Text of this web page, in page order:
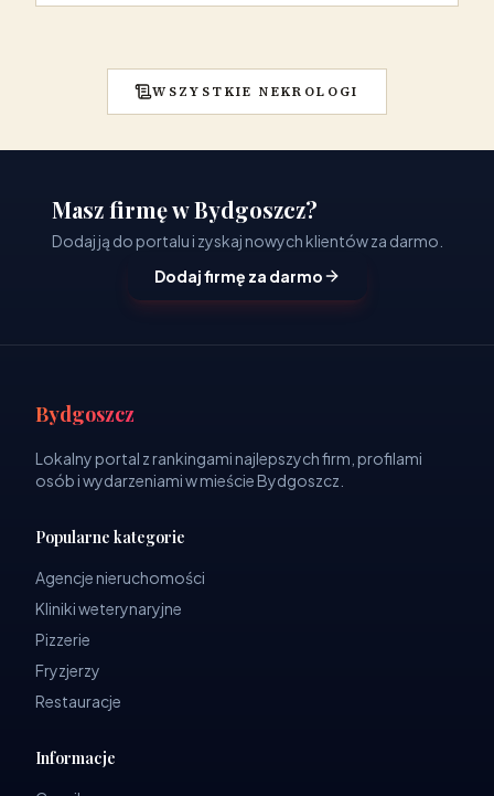
WSZYSTKIE NEKROLOGI
Masz firmę w Bydgoszcz?
Dodaj ją do portalu i zyskaj nowych klientów za darmo.
Dodaj firmę za darmo
Bydgoszcz
Lokalny portal z rankingami najlepszych firm, profilami
osób i wydarzeniami w mieście Bydgoszcz.
Popularne kategorie
Agencje nieruchomości
Kliniki weterynaryjne
Pizzerie
Fryzjerzy
Restauracje
Informacje